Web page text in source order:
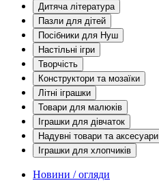
Дитяча література
Пазли для дітей
Посібники для Нуш
Настільні ігри
Творчість
Конструктори та мозаїки
Літні іграшки
Товари для малюків
Іграшки для дівчаток
Надувні товари та аксесуари
Іграшки для хлопчиків
Новини / огляди